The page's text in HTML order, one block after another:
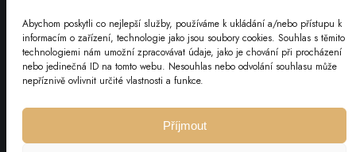
Abychom poskytli co nejlepší služby, používáme k ukládání a/nebo přístupu k
informacím o zařízení, technologie jako jsou soubory cookies. Souhlas s těmito
technologiemi nám umožní zpracovávat údaje, jako je chování při procházení
nebo jedinečná ID na tomto webu. Nesouhlas nebo odvolání souhlasu může
nepříznivě ovlivnit určité vlastnosti a funkce.
Příjmout